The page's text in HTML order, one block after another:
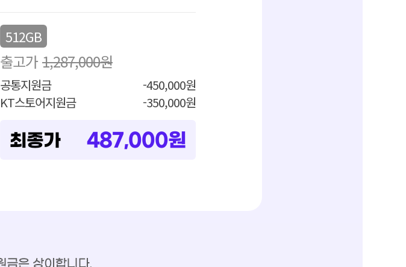
512GB
출고가 1,287,000원
공통지원금
-450,000원
KT스토어지원금
-350,000원
최종가 487,000원